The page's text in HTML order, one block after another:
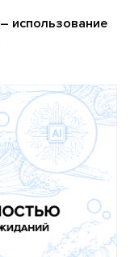
использование